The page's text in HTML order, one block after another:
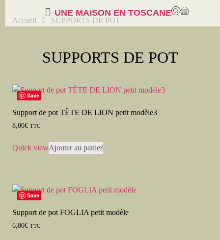
UNE MAISON EN TOSCANE
Accueil SUPPORTS DE POT
SUPPORTS DE POT
Save
Support de pot TÊTE DE LION petit modèle3
8,00€ TTC
Quick viewAjouter au panier
Save
Support de pot FOGLIA petit modèle
6,00€ TTC